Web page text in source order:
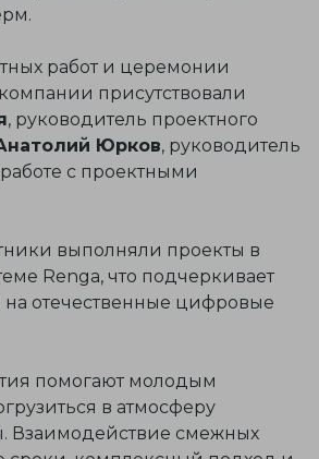
работ и церемонии
присутствовали
, руководитель проектного
Юрков, руководитель
с проектными
выполняли проекты в
Renga, что подчеркивает
на отечественные цифровые
помогают молодым
в атмосферу
. Взаимодействие смежных